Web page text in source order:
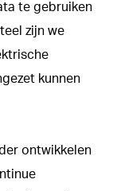
te gebruiken
zijn we
kunnen
ontwikkelen